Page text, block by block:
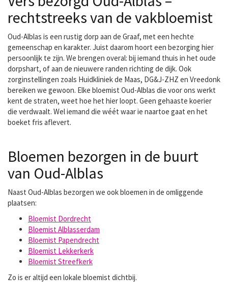
rechtstreeks van de vakbloemist
Oud-Alblas is een rustig dorp aan de Graaf, met een hechte
gemeenschap en karakter. Juist daarom hoort een bezorging hier
persoonlijk te zijn. We brengen overal: bij iemand thuis in het oude
dorpshart, of aan de nieuwere randen richting de dijk. Ook
zorginstellingen zoals Huidkliniek de Maas, DG&J-ZHZ en Vreedonk
bereiken we gewoon. Elke bloemist Oud-Alblas die voor ons werkt
kent de straten, weet hoe het hier loopt. Geen gehaaste koerier
die verdwaalt. Wel iemand die wéét waar ie naartoe gaat en het
boeket fris aflevert.
Bloemen bezorgen in de buurt
van Oud-Alblas
Naast Oud-Alblas bezorgen we ook bloemen in de omliggende
plaatsen:
Bloemist Dordrecht
Bloemist Alblasserdam
Bloemist Papendrecht
Bloemist Lekkerkerk
Bloemist Streefkerk
Zo is er altijd een lokale bloemist dichtbij.